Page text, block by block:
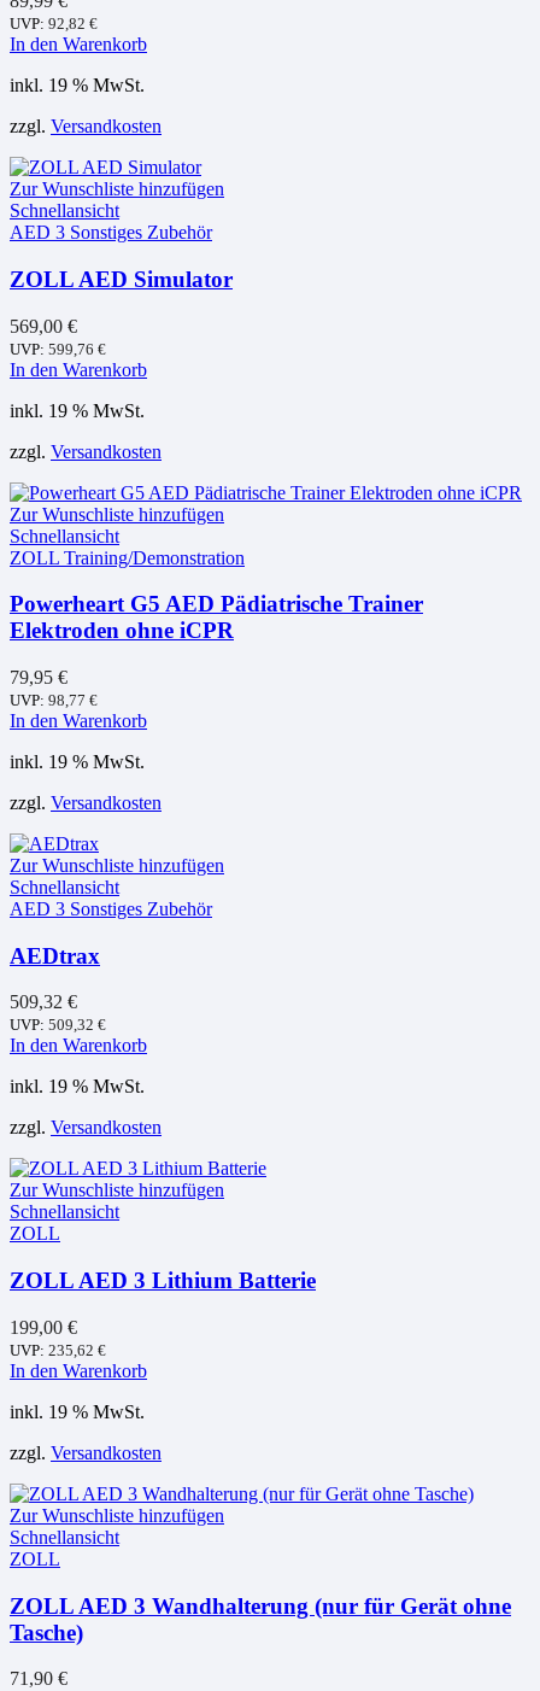
UVP: 92,82 €
In den Warenkorb
inkl. 19 % MwSt.
zzgl. Versandkosten
Zur Wunschliste hinzufügen
Schnellansicht
AED 3 Sonstiges Zubehör
ZOLL AED Simulator
569,00 €
UVP: 599,76 €
In den Warenkorb
inkl. 19 % MwSt.
zzgl. Versandkosten
Zur Wunschliste hinzufügen
Schnellansicht
ZOLL Training/Demonstration
Powerheart G5 AED Pädiatrische Trainer
Elektroden ohne iCPR
79,95 €
UVP: 98,77 €
In den Warenkorb
inkl. 19 % MwSt.
zzgl. Versandkosten
Zur Wunschliste hinzufügen
Schnellansicht
AED 3 Sonstiges Zubehör
AEDtrax
509,32 €
UVP: 509,32 €
In den Warenkorb
inkl. 19 % MwSt.
zzgl. Versandkosten
Zur Wunschliste hinzufügen
Schnellansicht
ZOLL
ZOLL AED 3 Lithium Batterie
199,00 €
UVP: 235,62 €
In den Warenkorb
inkl. 19 % MwSt.
zzgl. Versandkosten
Zur Wunschliste hinzufügen
Schnellansicht
ZOLL
ZOLL AED 3 Wandhalterung (nur für Gerät ohne
Tasche)
71,90 €